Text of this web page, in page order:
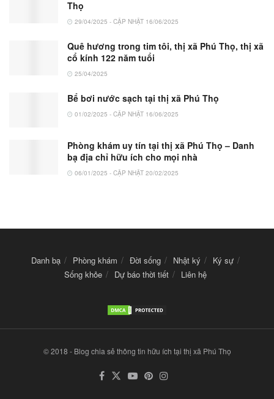
Thọ
29/04/2025 - CẬP NHẬT 16/06/2025
Quê hương trong tim tôi, thị xã Phú Thọ, thị xã
cổ kính 122 năm tuổi
25/04/2025
Bể bơi nước sạch tại thị xã Phú Thọ
01/02/2025 - CẬP NHẬT 16/06/2025
Phòng khám uy tín tại thị xã Phú Thọ – Danh
bạ địa chỉ hữu ích cho mọi nhà
06/01/2025 - CẬP NHẬT 20/02/2025
Danh bạ Phòng khám Đời sống Nhật ký
Ký sự
Sống khỏe
Dự báo thời tiết Liên hệ
© 2018 - Blog chia sẻ thông tin hữu ích tại thị xã Phú Thọ